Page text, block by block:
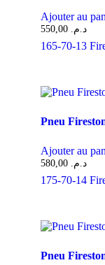
Ajouter au
د.م. 550,00
165-70-13
Pneu
Ajouter au
د.م. 580,00
175-70-14
Pneu